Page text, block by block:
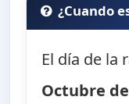
¿Cuando
El día de la
Octubre